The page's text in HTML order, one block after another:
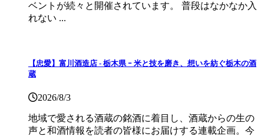
ベントが続々と開催されています。 普段はなかなか入
れない ...
【忠愛】富川酒造店 ‐ 栃木県 ｰ 米と技を磨き、想いを紡ぐ栃木の酒
蔵
2026/8/3
地域で愛される酒蔵の銘酒に着目し、酒蔵からの生の
声と和酒情報を読者の皆様にお届けする連載企画。今